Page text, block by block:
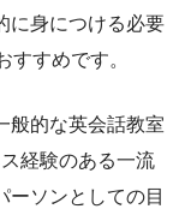
に身につける必要
すすめです。
般的な英会話教室
経験のある一流
ーソンとしての目